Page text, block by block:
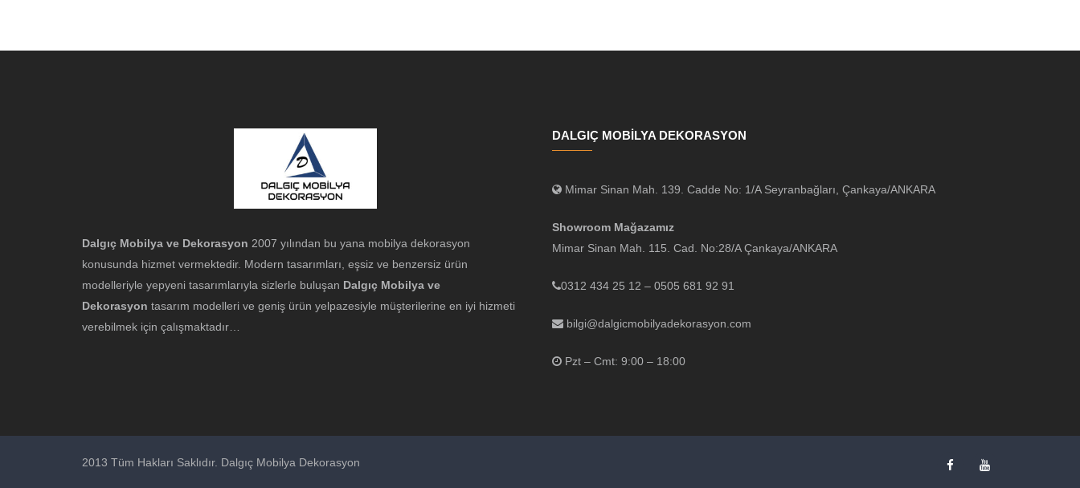
Dalgıç Mobilya ve Dekorasyon 2007 yılından bu yana mobilya dekorasyon
konusunda hizmet vermektedir. Modern tasarımları, eşsiz ve benzersiz ürün
modelleriyle yepyeni tasarımlarıyla sizlerle buluşan Dalgıç Mobilya ve
Dekorasyon tasarım modelleri ve geniş ürün yelpazesiyle müşterilerine en iyi hizmeti
verebilmek için çalışmaktadır…
DALGIÇ MOBİLYA DEKORASYON
Mimar Sinan Mah. 139. Cadde No: 1/A Seyranbağları, Çankaya/ANKARA
Showroom Mağazamız
Mimar Sinan Mah. 115. Cad. No:28/A Çankaya/ANKARA
0312 434 25 12 – 0505 681 92 91
bilgi@dalgicmobilyadekorasyon.com
Pzt – Cmt: 9:00 – 18:00
2013 Tüm Hakları Saklıdır. Dalgıç Mobilya Dekorasyon